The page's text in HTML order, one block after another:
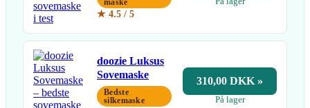
maske
★ 4.5 / 5
doozie Luksus
Sovemaske
Bedste
silkemaske
310,00 DKK »
På lager